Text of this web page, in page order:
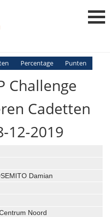
Login
Uitslagen
Percentage Punten
Challenge
Cadetten
12-2019
Damian
Noord